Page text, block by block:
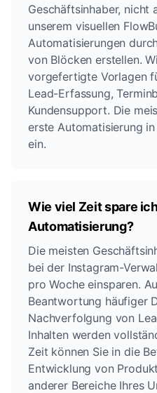
Geschäftsinhaber, nicht
unserem visuellen
Automatisierungen
von Blöcken erstellen.
vorgefertigte Vorlagen
Lead-Erfassung,
Kundensupport. Die
erste Automatisierung
ein.
Wie viel Zeit spare
Automatisierung?
Die meisten
bei der Instagram-
pro Woche einsparen.
Beantwortung häufiger
Nachverfolgung von
Inhalten werden
Zeit können Sie in die
Entwicklung von
anderer Bereiche Ihres